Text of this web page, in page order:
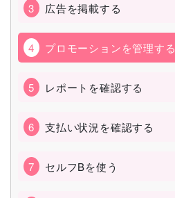
広告を掲載する
プロモーションを管理する
レポートを確認する
支払い状況を確認する
セルフBを使う